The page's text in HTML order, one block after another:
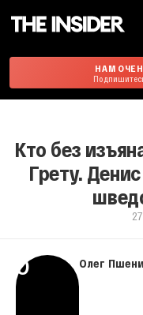
НАМ
Кто без
Грету.
О Олег